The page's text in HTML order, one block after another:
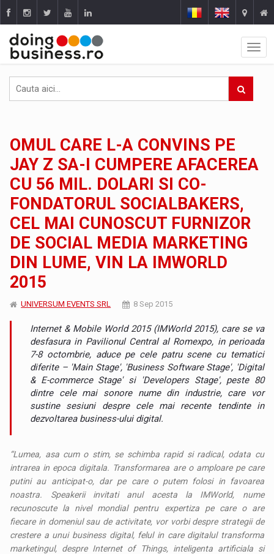
OMUL CARE L-A CONVINS PE
JAY Z SA-I CUMPERE AFACEREA
CU 56 MIL. DOLARI SI CO-
FONDATORUL SOCIALBAKERS,
CEL MAI CUNOSCUT FURNIZOR
DE SOCIAL MEDIA MARKETING
DIN LUME, VIN LA IMWORLD
2015
UNIVERSUM EVENTS SRL 8 Sep 2015
Internet & Mobile World 2015 (IMWorld 2015), care se va
desfasura in Pavilionul Central al Romexpo, in perioada
7-8 octombrie, aduce pe cele patru scene cu tematici
diferite – 'Main Stage', 'Business Software Stage', 'Digital
& E-commerce Stage' si 'Developers Stage', peste 80
dintre cele mai sonore nume din industrie, care vor
sustine sesiuni despre cele mai recente tendinte in
dezvoltarea business-ului digital.
“Lumea, asa cum o stim, se schimba rapid si radical, odata cu
intrarea in epoca digitala. Transformarea are o amploare pe care
putini au anticipat-o, dar pe care o putem folosi in favoarea
noastra. Speakerii invitati anul acesta la IMWorld, nume
recunoscute la nivel mondial pentru expertiza pe care o are
fiecare in domeniul sau de activitate, vor vorbi despre strategii de
crestere a unui business digital, felul in care digitalul transforma
marketingul, despre Internet of Things, inteligenta artificiala si